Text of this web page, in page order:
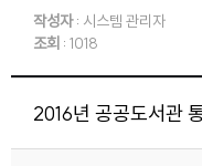
작성자: 시스템 관리자
조회 : 1018
2016년 공공도서관